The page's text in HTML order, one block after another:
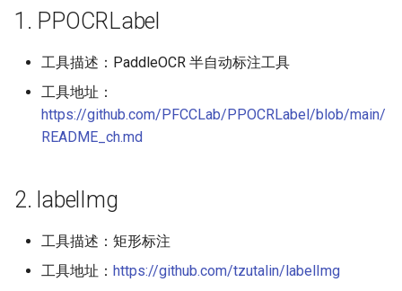
索
PaddleOCR-VL简介
PaddleOCR-VL NVIDIA
Blackwell 架构 GPU 使用教程
PaddleOCR-VL 昆仑芯 XPU
PaddleOCR-VL 海光 DCU 使
用教程
其它
公式识别模块
版面区域检测模块
版面分析模块
印章文本检测模块
表格单元格检测模块
表格分类模块
表格结构识别模块
文档理解产线
印章文本识别产线
通用表格识别v2产线
PP-DocTranslation产线
4. labelme
5. Vott
版面分析数据集
表格识别数据集
关键信息提取数据集
Visual Studio 2019
服务化部署
Android部署
Paddle2ONNX模型转化与预
测
云上飞桨部署工具
1. PPOCRLabel
工具描述：PaddleOCR 半自动标注工具
工具地址：
https://github.com/PFCCLab/PPOCRLabel/blob/main/
README_ch.md
2. labelImg
工具描述：矩形标注
工具地址： https://github.com/tzutalin/labelImg